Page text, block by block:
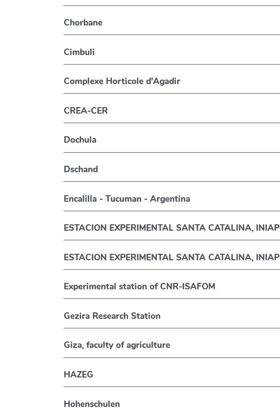
Chorbane
Cimbuli
Complexe Horticole d'Agadir
CREA-CER
Dochula
Dschand
Encalilla - Tucuman - Argentina
ESTACION EXPERIMENTAL SANTA CATALINA, INIAP
ESTACION EXPERIMENTAL SANTA CATALINA, INIAP
Experimental station of CNR-ISAFOM
Gezira Research Station
Giza, faculty of agriculture
HAZEG
Hohenschulen